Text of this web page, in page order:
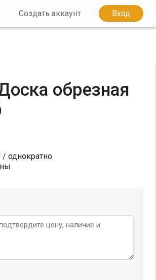
Создать аккаунт Вход
обрезная
/ однократно